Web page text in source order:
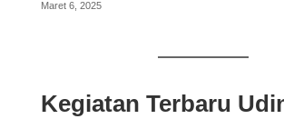
Maret 6, 2025
Kegiatan Terbaru